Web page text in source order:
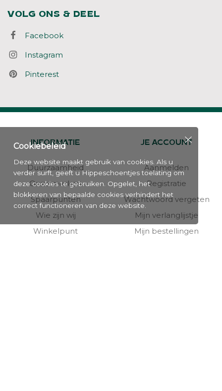
VOLG ONS & DEEL
Facebook
Instagram
Pinterest
INFORMATIE
Duurzaamheid
Onze merken
Spaarpunten
Wie zijn wij
Winkelpunt
JE ACCOUNT
Aanmelden
Registratie
Wachtwoord vergeten
Mijn verlanglijstje
Mijn bestellingen
Cookiebeleid
Deze website maakt gebruik van cookies. Als u
verder surft, geeft u Hippeschoentjes toelating om
deze cookies te gebruiken. Opgelet, het
blokkeren van bepaalde cookies verhindert het
correct functioneren van deze website.